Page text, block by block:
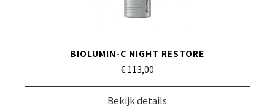
BIOLUMIN-C NIGHT RESTORE
€ 113,00
Bekijk details